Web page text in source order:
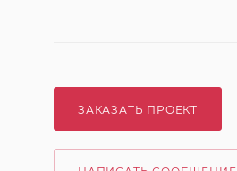
ЗАКАЗАТЬ ПРОЕКТ